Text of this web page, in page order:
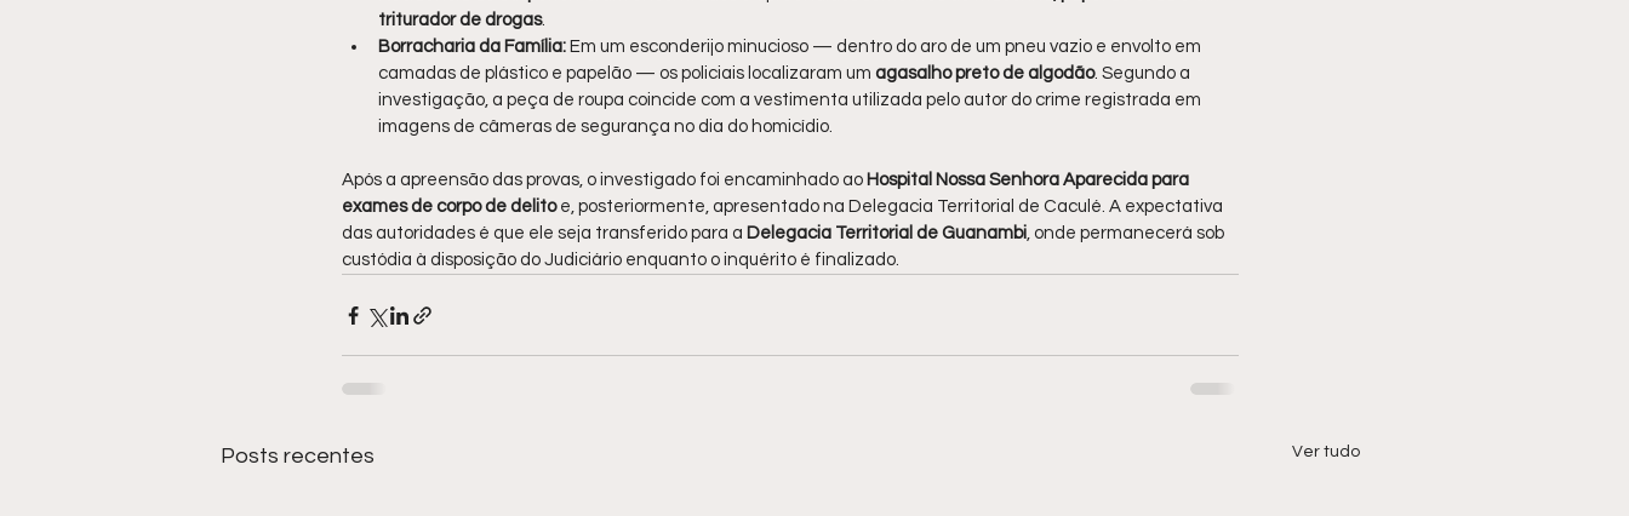
triturador de drogas.
Borracharia da Família: Em um esconderijo minucioso — dentro do aro de um pneu vazio e envolto em
camadas de plástico e papelão — os policiais localizaram um agasalho preto de algodão. Segundo a
investigação, a peça de roupa coincide com a vestimenta utilizada pelo autor do crime registrada em
imagens de câmeras de segurança no dia do homicídio.
Após a apreensão das provas, o investigado foi encaminhado ao Hospital Nossa Senhora Aparecida para
exames de corpo de delito e, posteriormente, apresentado na Delegacia Territorial de Caculé. A expectativa
das autoridades é que ele seja transferido para a Delegacia Territorial de Guanambi, onde permanecerá sob
custódia à disposição do Judiciário enquanto o inquérito é finalizado.
Posts recentes Ver tudo